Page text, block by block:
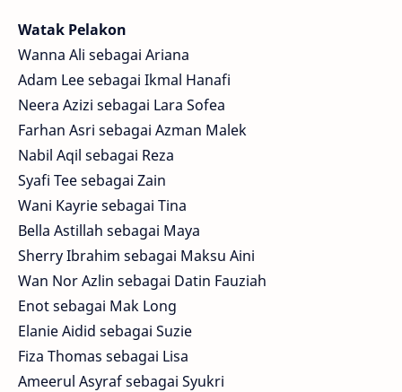
Watak Pelakon
Wanna Ali sebagai Ariana
Adam Lee sebagai Ikmal Hanafi
Neera Azizi sebagai Lara Sofea
Farhan Asri sebagai Azman Malek
Nabil Aqil sebagai Reza
Syafi Tee sebagai Zain
Wani Kayrie sebagai Tina
Bella Astillah sebagai Maya
Sherry Ibrahim sebagai Maksu Aini
Wan Nor Azlin sebagai Datin Fauziah
Enot sebagai Mak Long
Elanie Aidid sebagai Suzie
Fiza Thomas sebagai Lisa
Ameerul Asyraf sebagai Syukri